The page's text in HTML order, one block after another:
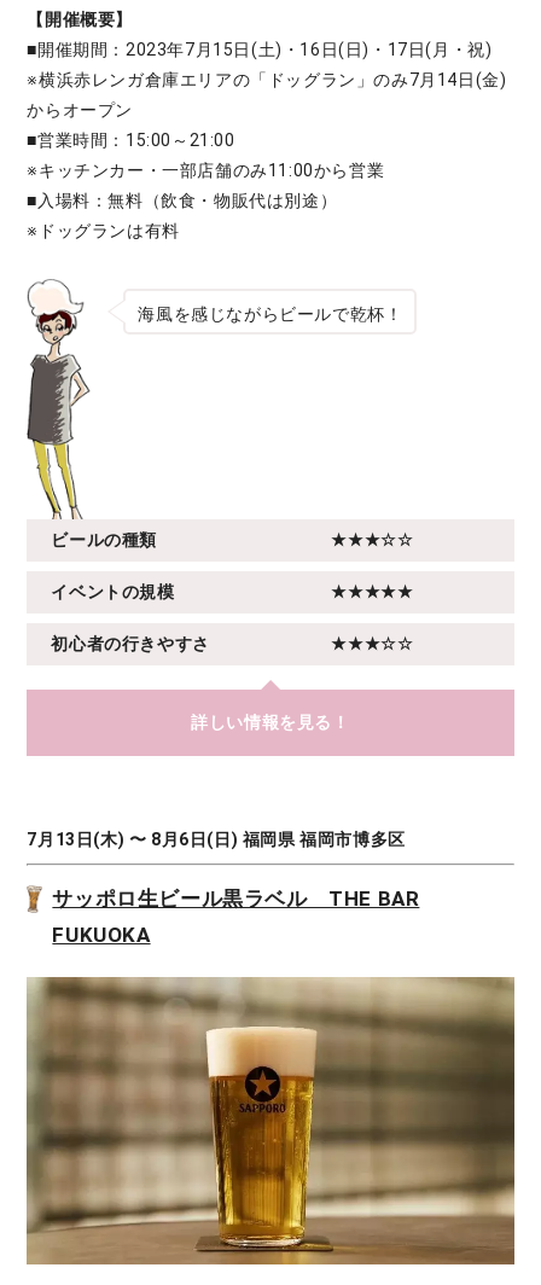
【開催概要】
■開催期間：2023年7月15日(土)・16日(日)・17日(月・祝)
※横浜赤レンガ倉庫エリアの「ドッグラン」のみ7月14日(金)
からオープン
■営業時間：15:00～21:00
※キッチンカー・一部店舗のみ11:00から営業
■入場料：無料（飲食・物販代は別途）
※ドッグランは有料
海風を感じながらビールで乾杯！
ビールの種類 ★★★☆☆
イベントの規模 ★★★★★
初心者の行きやすさ ★★★☆☆
詳しい情報を見る！
7月13日(木) 〜 8月6日(日) 福岡県 福岡市博多区
サッポロ生ビール黒ラベル THE BAR
FUKUOKA